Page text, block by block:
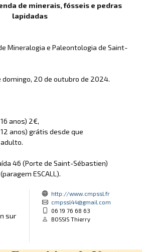
de minerais, fósseis e pedras
lapidadas
Mineralogia e Paleontologia de Saint-
domingo, 20 de outubro de 2024.
anos) 2€,
anos) grátis desde que
46 (Porte de Saint-Sébastien)
ESCALL).
sur
http://www.cmpssl.fr
cmpssl44@gmail.com
06 19 76 68 63
BOSSIS Thierry